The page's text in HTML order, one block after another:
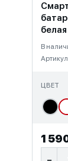
белая
В
ЦВЕТ
1